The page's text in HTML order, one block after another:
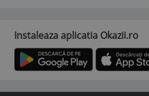
Instaleaza aplicatia Okazii.ro